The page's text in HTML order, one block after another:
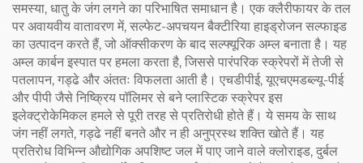
समस्या, धातु के जंग लगने का परिभाषित समाधान है। एक क्लैरीफायर के तल
पर अवायवीय वातावरण में, सल्फेट-अपचयन बैक्टीरिया हाइड्रोजन सल्फाइड
का उत्पादन करते हैं, जो ऑक्सीकरण के बाद सल्फ्यूरिक अम्ल बनाता है। यह
अम्ल कार्बन इस्पात पर हमला करता है, जिससे पारंपरिक स्क्रेपरों में तेजी से
पतलापन, गड्ढे और अंततः विफलता आती है। एचडीपीई, यूएचएमडब्ल्यू-पीई
और पीपी जैसे निष्क्रिय पॉलिमर से बने प्लास्टिक स्क्रेपर इस
इलेक्ट्रोकेमिकल हमले से पूरी तरह से प्रतिरोधी होते हैं। ये समय के साथ
जंग नहीं लगते, गड्ढे नहीं बनते और न ही अनुप्रस्थ शक्ति खोते हैं। यह
प्रतिरोध विभिन्न औद्योगिक अपशिष्ट जल में पाए जाने वाले क्लोराइड, दुर्बल